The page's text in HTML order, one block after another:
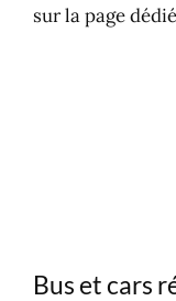
sur la page
Bus et cars